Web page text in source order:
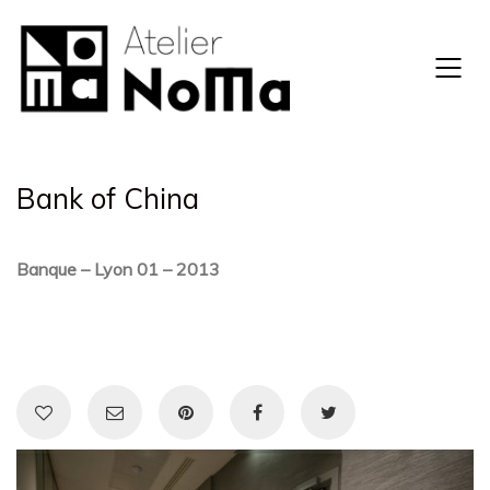
Bank of China
Banque – Lyon 01 – 2013